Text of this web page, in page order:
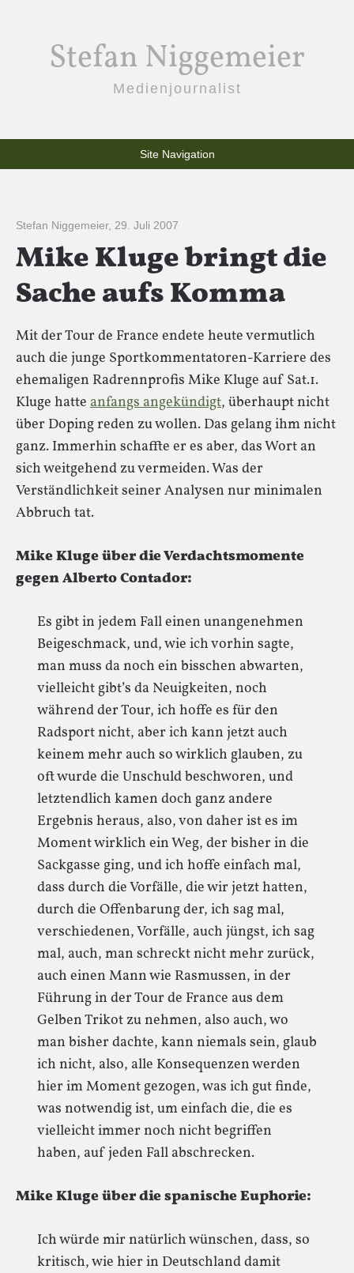
Stefan Niggemeier
Medienjournalist
Site Navigation
Stefan Niggemeier, 29. Juli 2007
Mike Kluge bringt die
Sache aufs Komma
Mit der Tour de France endete heute vermutlich
auch die junge Sportkommentatoren-Karriere des
ehemaligen Radrennprofis Mike Kluge auf Sat.1.
Kluge hatte anfangs angekündigt, überhaupt nicht
über Doping reden zu wollen. Das gelang ihm nicht
ganz. Immerhin schaffte er es aber, das Wort an
sich weitgehend zu vermeiden. Was der
Verständlichkeit seiner Analysen nur minimalen
Abbruch tat.
Mike Kluge über die Verdachtsmomente
gegen Alberto Contador:
Es gibt in jedem Fall einen unangenehmen
Beigeschmack, und, wie ich vorhin sagte,
man muss da noch ein bisschen abwarten,
vielleicht gibt’s da Neuigkeiten, noch
während der Tour, ich hoffe es für den
Radsport nicht, aber ich kann jetzt auch
keinem mehr auch so wirklich glauben, zu
oft wurde die Unschuld beschworen, und
letztendlich kamen doch ganz andere
Ergebnis heraus, also, von daher ist es im
Moment wirklich ein Weg, der bisher in die
Sackgasse ging, und ich hoffe einfach mal,
dass durch die Vorfälle, die wir jetzt hatten,
durch die Offenbarung der, ich sag mal,
verschiedenen, Vorfälle, auch jüngst, ich sag
mal, auch, man schreckt nicht mehr zurück,
auch einen Mann wie Rasmussen, in der
Führung in der Tour de France aus dem
Gelben Trikot zu nehmen, also auch, wo
man bisher dachte, kann niemals sein, glaub
ich nicht, also, alle Konsequenzen werden
hier im Moment gezogen, was ich gut finde,
was notwendig ist, um einfach die, die es
vielleicht immer noch nicht begriffen
haben, auf jeden Fall abschrecken.
Mike Kluge über die spanische Euphorie:
Ich würde mir natürlich wünschen, dass, so
kritisch, wie hier in Deutschland damit